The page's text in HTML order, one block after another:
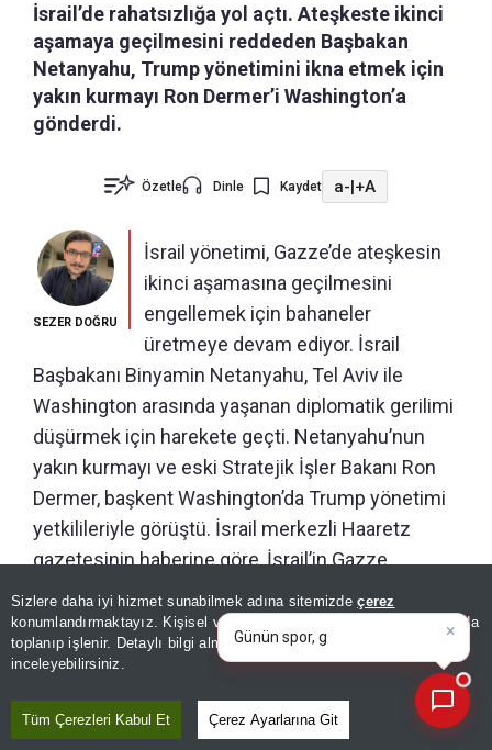
Sizlere daha iyi hizmet sunabilmek adına sitemizdeçerez
konumlandırmaktayız. Kişisel verileriniz, KVKK ve GDPR kapsamında
toplanıp işlenir. Detaylı bilgi almak içinAydınlatma Metnimizi
inceleyebilirsiniz.
Tüm Çerezleri Kabul Et Çerez Ayarlarına Git
İsrail’de rahatsızlığa yol açtı. Ateşkeste ikinci
aşamaya geçilmesini reddeden Başbakan
Netanyahu, Trump yönetimini ikna etmek için
yakın kurmayı Ron Dermer’i Washington’a
gönderdi.
Özetle Dinle Kaydet a-|+A
SEZER DOĞRU
İsrail yönetimi, Gazze’de ateşkesin
ikinci aşamasına geçilmesini
engellemek için bahaneler
üretmeye devam ediyor. İsrail
Başbakanı Binyamin Netanyahu, Tel Aviv ile
Washington arasında yaşanan diplomatik gerilimi
düşürmek için harekete geçti. Netanyahu’nun
yakın kurmayı ve eski Stratejik İşler Bakanı Ron
Dermer, başkent Washington’da Trump yönetimi
yetkilileriyle görüştü. İsrail merkezli Haaretz
gazetesinin haberine göre, İsrail’in Gazze
anlaşmasıyla ilgili itirazlarını anlaşma metninin
duyurulmasından sonra iletmesi Washington
tarafında büyük öfkeye yol açtı. İsrail tarafı,
endişelerini sınırlandırdığını savunuyor.
Günün spor, gündem ve
ekonomi gelişmelerini analiz
edi|